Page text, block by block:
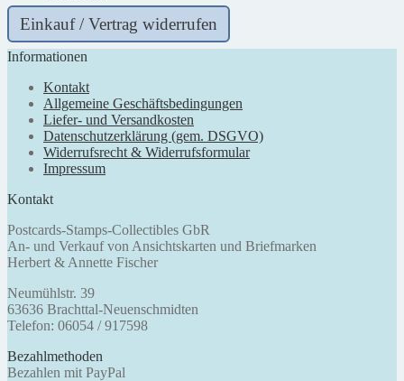
Einkauf / Vertrag widerrufen
Informationen
Kontakt
Allgemeine Geschäftsbedingungen
Liefer- und Versandkosten
Datenschutzerklärung (gem. DSGVO)
Widerrufsrecht & Widerrufsformular
Impressum
Kontakt
Postcards-Stamps-Collectibles GbR
An- und Verkauf von Ansichtskarten und Briefmarken
Herbert & Annette Fischer
Neumühlstr. 39
63636 Brachttal-Neuenschmidten
Telefon: 06054 / 917598
Bezahlmethoden
Bezahlen mit PayPal